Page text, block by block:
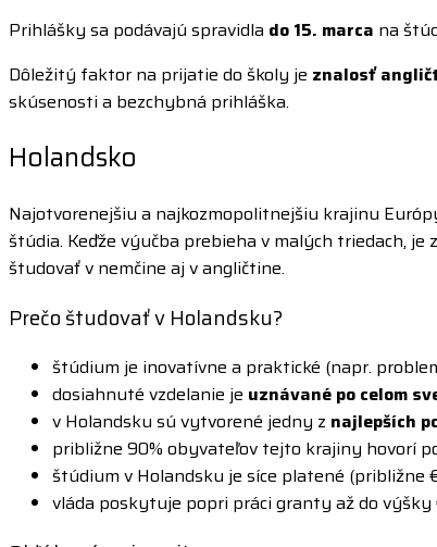
Prihlášky sa podávajú spravidla do 15. marca na
Dôležitý faktor na prijatie do školy je znalosť
skúsenosti a bezchybná prihláška.
Holandsko
Najotvorenejšiu a najkozmopolitnejšiu krajinu
štúdia. Keďže výučba prebieha v malých triedach, je
študovať v nemčine aj v angličtine.
Prečo študovať v Holandsku?
štúdium je inovatívne a praktické (napr.
dosiahnuté vzdelanie je uznávané po celom
v Holandsku sú vytvorené jedny z najlepších
približne 90% obyvateľov tejto krajiny hovorí
štúdium v Holandsku je síce platené (približne
vláda poskytuje popri práci granty až do výšky